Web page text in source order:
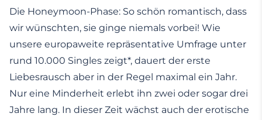
Die Honeymoon-Phase: So schön romantisch, dass
wir wünschten, sie ginge niemals vorbei! Wie
unsere europaweite repräsentative Umfrage unter
rund 10.000 Singles zeigt*, dauert der erste
Liebesrausch aber in der Regel maximal ein Jahr.
Nur eine Minderheit erlebt ihn zwei oder sogar drei
Jahre lang. In dieser Zeit wächst auch der erotische